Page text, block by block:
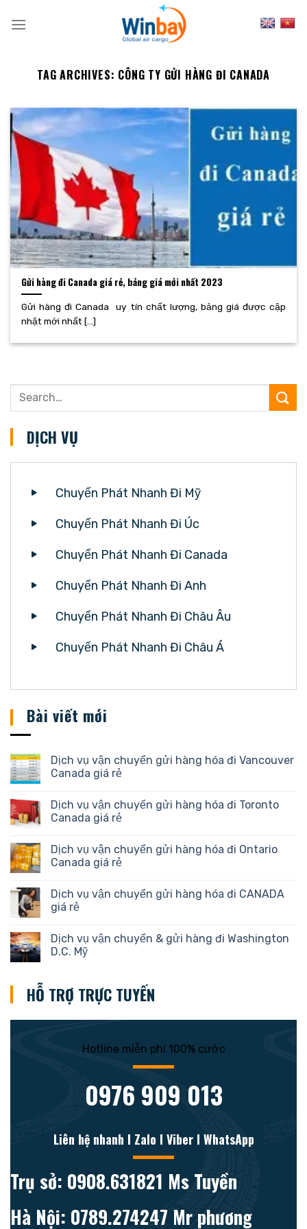
TAG ARCHIVES: CÔNG TY GỬI HÀNG ĐI CANADA
Gửi hàng đi Canada giá rẻ, bảng giá mới nhất 2023
Gửi hàng đi Canada uy tín chất lượng, bảng giá được cập
nhật mới nhất [...]
DỊCH VỤ
Chuyển Phát Nhanh Đi Mỹ
Chuyển Phát Nhanh Đi Úc
Chuyển Phát Nhanh Đi Canada
Chuyển Phát Nhanh Đi Anh
Chuyển Phát Nhanh Đi Châu Âu
Chuyển Phát Nhanh Đi Châu Á
Bài viết mới
Dịch vụ vận chuyển gửi hàng hóa đi Vancouver
Canada giá rẻ
Dịch vụ vận chuyển gửi hàng hóa đi Toronto
Canada giá rẻ
Dịch vụ vận chuyển gửi hàng hóa đi Ontario
Canada giá rẻ
Dịch vụ vận chuyển gửi hàng hóa đi CANADA
giá rẻ
Dịch vụ vận chuyển & gửi hàng đi Washington
D.C. Mỹ
HỖ TRỢ TRỰC TUYẾN
Hotline miễn phí 100% cước
0976 909 013
Liên hệ nhanh l Zalo l Viber l WhatsApp
Trụ sở: 0908.631821 Ms Tuyền
Hà Nội: 0789.274247 Mr phương